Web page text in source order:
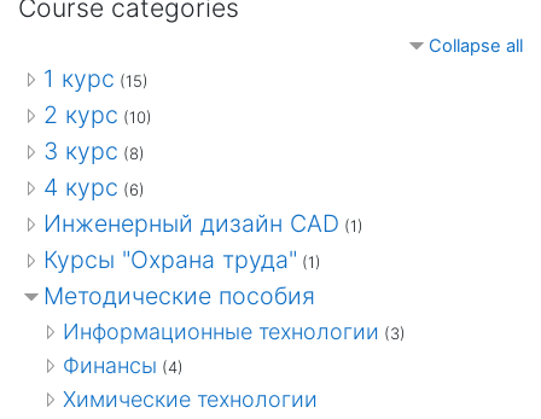
Course categories
Collapse all
1 курс (15)
2 курс (10)
3 курс (8)
4 курс (6)
Инженерный дизайн CAD (1)
Курсы "Охрана труда" (1)
Методические пособия
Информационные технологии (3)
Финансы (4)
Химические технологии